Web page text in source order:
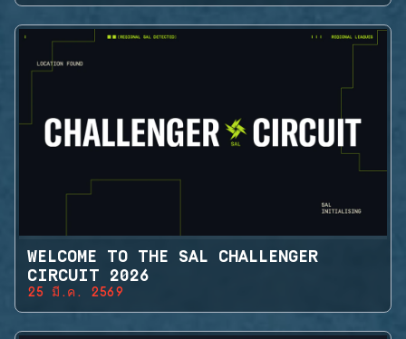
WELCOME TO THE SAL CHALLENGER
CIRCUIT 2026
25 มี.ค. 2569